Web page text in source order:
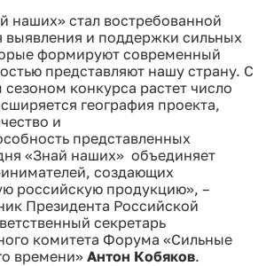
наших» стал востребованной
выявления и поддержки сильных
формируют современный
представляют нашу страну. С
конкурса растет число
география проекта,
и
представленных
«Знай наших» объединяет
создающих
российскую продукцию», –
Президента Российской
секретарь
комитета Форума «Сильные
времени» Антон Кобяков.